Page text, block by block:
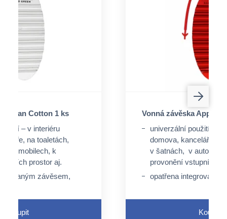
Clean Cotton 1 ks
– v interiéru
na toaletách,
automobilech, k
prostor aj.
závěsem,
otvor a pružný
Koupit
Vonná závěska Apple
univerzální použití – v
domova, kanceláře,
v šatnách, v
provonění vstupních
opatřena
využít perforovaný
Koupit